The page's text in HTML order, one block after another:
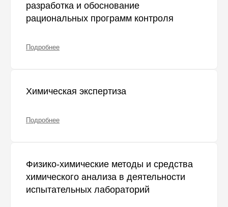
разработка и обоснование
рациональных программ контроля
Подробнее
Химическая экспертиза
Подробнее
Физико-химические методы и средства
химического анализа в деятельности
испытательных лабораторий